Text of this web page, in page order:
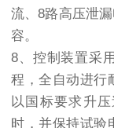
流、8路高压泄
容。
8、控制装置采
程，全自动进行
以国标要求升
时，并保持试验